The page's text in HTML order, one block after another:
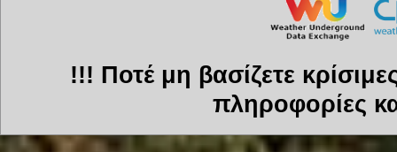
!!! Ποτέ μη βασίζετε
πληροφορίες